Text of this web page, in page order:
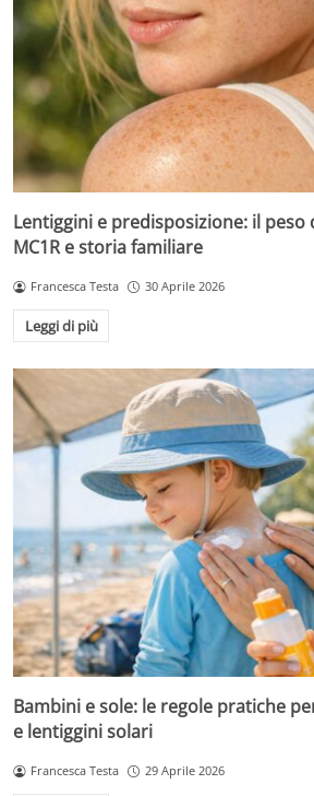
Lentiggini e predisposizione: il
MC1R e storia familiare
Francesca Testa 30 Aprile 2026
Leggi di più
Bambini e sole: le regole pratiche
e lentiggini solari
Francesca Testa 29 Aprile 2026